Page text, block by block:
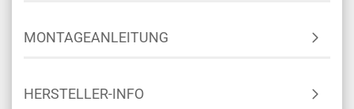
MONTAGEANLEITUNG
HERSTELLER-INFO